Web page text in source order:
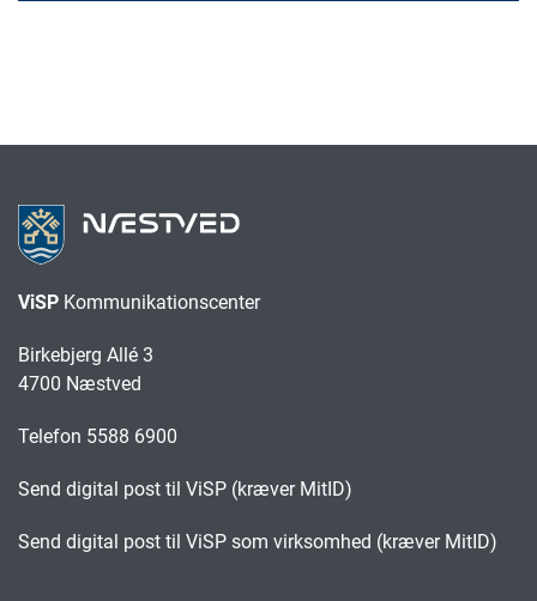
ViSP Kommunikationscenter
Birkebjerg Allé 3
4700 Næstved
Telefon 5588 6900
Send digital post til ViSP (kræver MitID)
Send digital post til ViSP som virksomhed (kræver MitID)